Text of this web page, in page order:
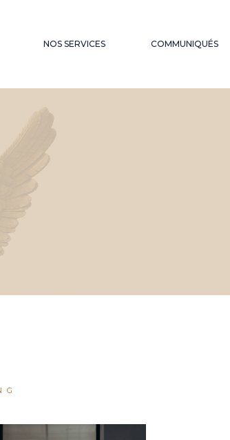
SERMONS DU
NOS SERVICES
– OMRA
COMMUNIQUÉS